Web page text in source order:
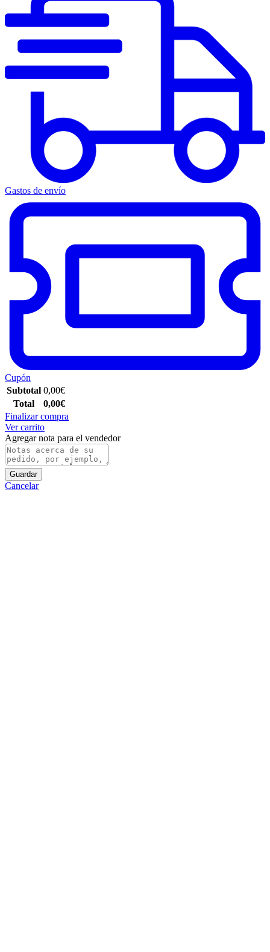
Gastos de envío
Cupón
Subtotal 0,00€
Total
0,00€
Finalizar compra
Ver carrito
Agregar nota para el vendedor
Guardar
Cancelar